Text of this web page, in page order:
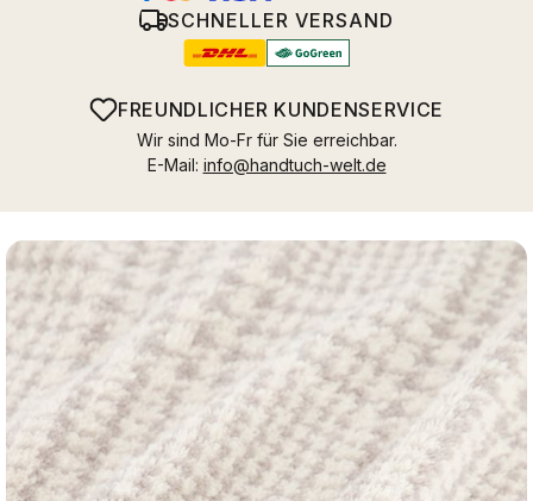
SCHNELLER VERSAND
FREUNDLICHER KUNDENSERVICE
Wir sind Mo-Fr für Sie erreichbar.
E-Mail: info@handtuch-welt.de